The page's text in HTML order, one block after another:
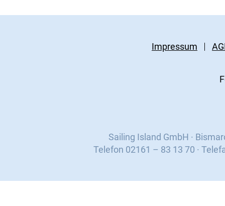
Impressum
Sailing Island GmbH ·
Telefon 02161 – 83 13 70 ·